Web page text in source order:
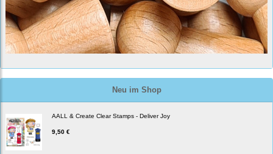
Neu im Shop
AALL & Create Clear Stamps - Deliver Joy
9,50 €